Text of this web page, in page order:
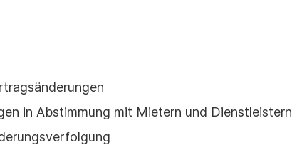
in Abstimmung mit Mietern und Dienstleistern